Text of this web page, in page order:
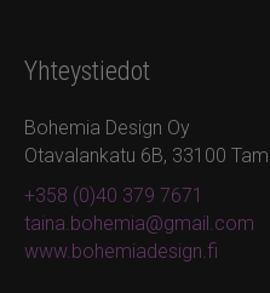
Yhteystiedot
Bohemia Design Oy
Otavalankatu 6B, 33100
+358 (0)40 379 7671
taina.bohemia@gmail.com
www.bohemiadesign.fi